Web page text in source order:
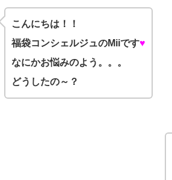
こんにちは！！
福袋コンシェルジュのMiiです♥
なにかお悩みのよう。。。
どうしたの～？